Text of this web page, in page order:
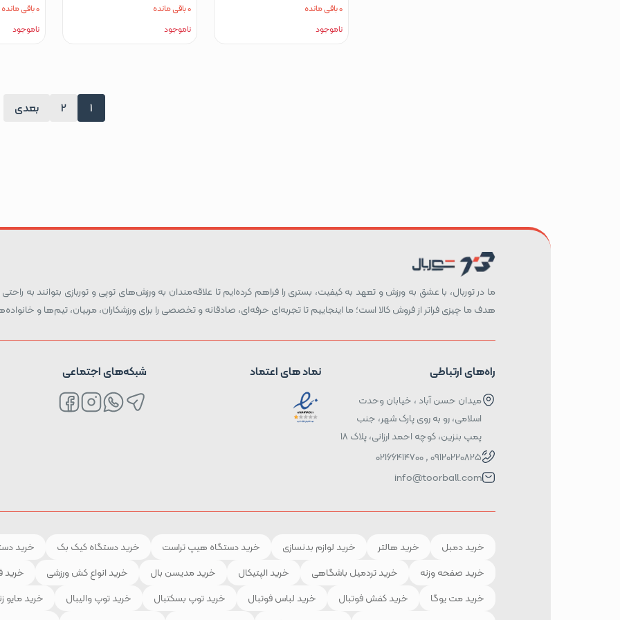
0 باقی مانده
ناموجود
0 باقی مانده
ناموجود
0 باقی مانده
ناموجود
1
2 بعدی
ما در توربال، با عشق به ورزش و تعهد به کیفیت، بستری را فراهم کرده‌ایم تا علاقه‌مندان به ورزش‌های توپی و توربازی بتوانند به
هدف ما چیزی فراتر از فروش کالا است؛ ما اینجاییم تا تجربه‌ای حرفه‌ای، صادقانه و تخصصی را برای ورزشکاران، مربیان، تیم‌ها و
راه‌های ارتباطی
میدان حسن آباد ، خیابان وحدت
اسلامی، رو به روی پارک شهر، جنب
پمپ بنزین، کوچه احمد ارزانی، پلاک ۱۸
09120220825 , 02166414700
info@toorball.com
نماد های اعتماد شبکه‌های اجتماعی
خرید دمبل خرید هالتر خرید لوازم بدنسازی خرید دستگاه هیپ تراست خرید دستگاه کیک بک خرید
خرید صفحه وزنه
خرید تردمیل باشگاهی خرید الپتیکال خرید مدیسن بال خرید انواع کش ورزشی خرید
خرید مت یوگا
خرید کفش فوتبال خرید لباس فوتبال خرید توپ بسکتبال خرید توپ والیبال خرید مایو